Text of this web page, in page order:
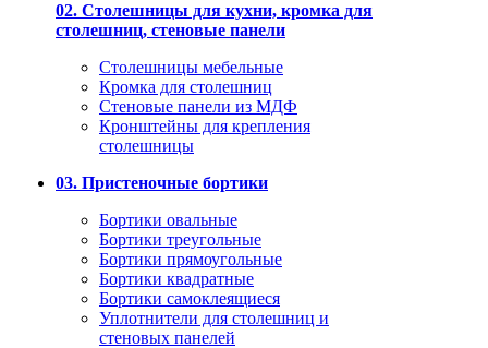
02. Столешницы для кухни, кромка для
столешниц, стеновые панели
Столешницы мебельные
Кромка для столешниц
Стеновые панели из МДФ
Кронштейны для крепления
столешницы
03. Пристеночные бортики
Бортики овальные
Бортики треугольные
Бортики прямоугольные
Бортики квадратные
Бортики самоклеящиеся
Уплотнители для столешниц и
стеновых панелей